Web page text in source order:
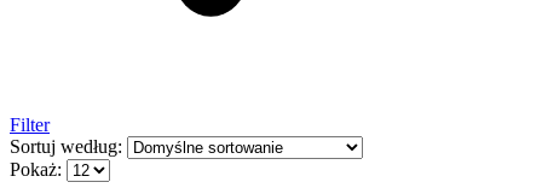
Filter
Sortuj według:
Pokaż: